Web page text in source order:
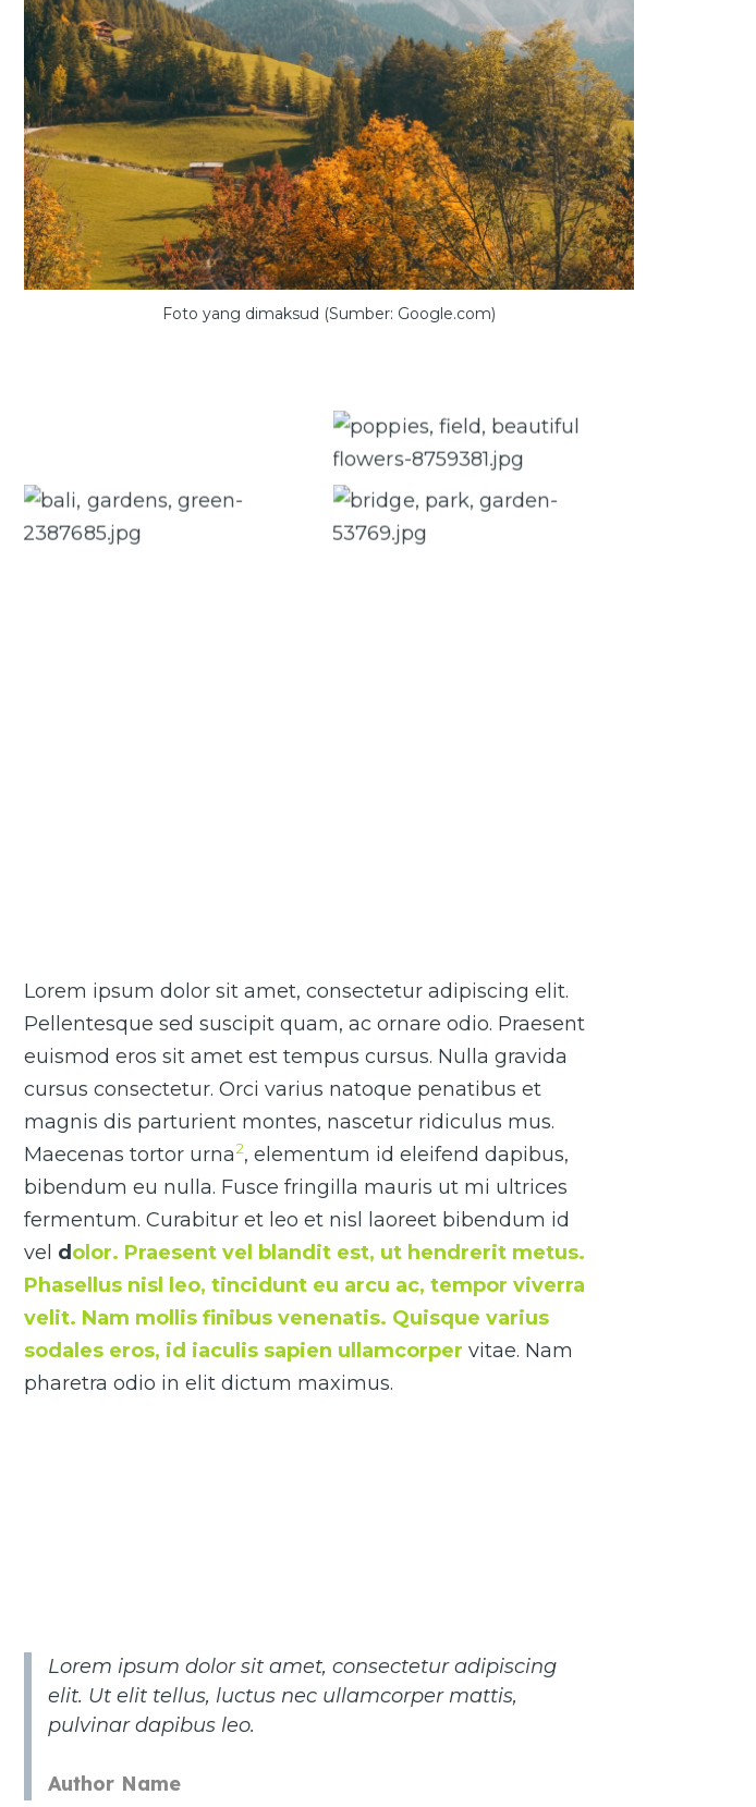
Foto yang dimaksud (Sumber: Google.com)
Caption 2
Caption 3
Lorem ipsum dolor sit amet, consectetur adipiscing elit.
Pellentesque sed suscipit quam, ac ornare odio. Praesent
euismod eros sit amet est tempus cursus. Nulla gravida
cursus consectetur. Orci varius natoque penatibus et
magnis dis parturient montes, nascetur ridiculus mus.
Maecenas tortor urna2, elementum id eleifend dapibus,
bibendum eu nulla. Fusce fringilla mauris ut mi ultrices
fermentum. Curabitur et leo et nisl laoreet bibendum id
vel dolor. Praesent vel blandit est, ut hendrerit metus.
Phasellus nisl leo, tincidunt eu arcu ac, tempor viverra
velit. Nam mollis finibus venenatis. Quisque varius
sodales eros, id iaculis sapien ullamcorper vitae. Nam
pharetra odio in elit dictum maximus.
Lorem ipsum dolor sit amet, consectetur adipiscing
elit. Ut elit tellus, luctus nec ullamcorper mattis,
pulvinar dapibus leo.
Author Name